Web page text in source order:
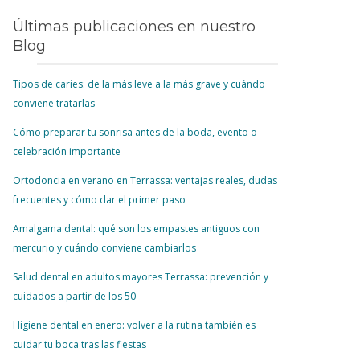
Últimas publicaciones en nuestro
Blog
Tipos de caries: de la más leve a la más grave y cuándo
conviene tratarlas
Cómo preparar tu sonrisa antes de la boda, evento o
celebración importante
Ortodoncia en verano en Terrassa: ventajas reales, dudas
frecuentes y cómo dar el primer paso
Amalgama dental: qué son los empastes antiguos con
mercurio y cuándo conviene cambiarlos
Salud dental en adultos mayores Terrassa: prevención y
cuidados a partir de los 50
Higiene dental en enero: volver a la rutina también es
cuidar tu boca tras las fiestas